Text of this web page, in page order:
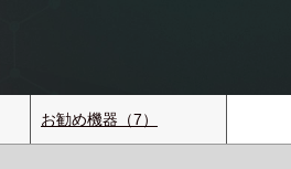
お勧め機器（7）